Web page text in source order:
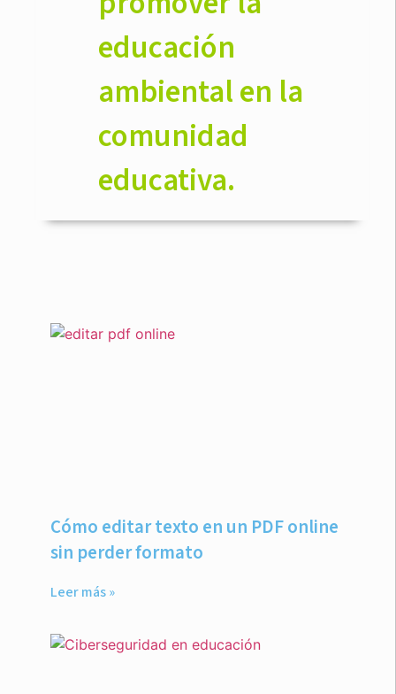
educación
ambiental en la
comunidad
educativa.
Cómo editar texto en un PDF online
sin perder formato
Leer más »